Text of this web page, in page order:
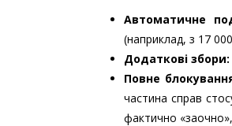
Автоматичне
(наприклад, з 17
Додаткові збори:
Повне
частина справ
фактично